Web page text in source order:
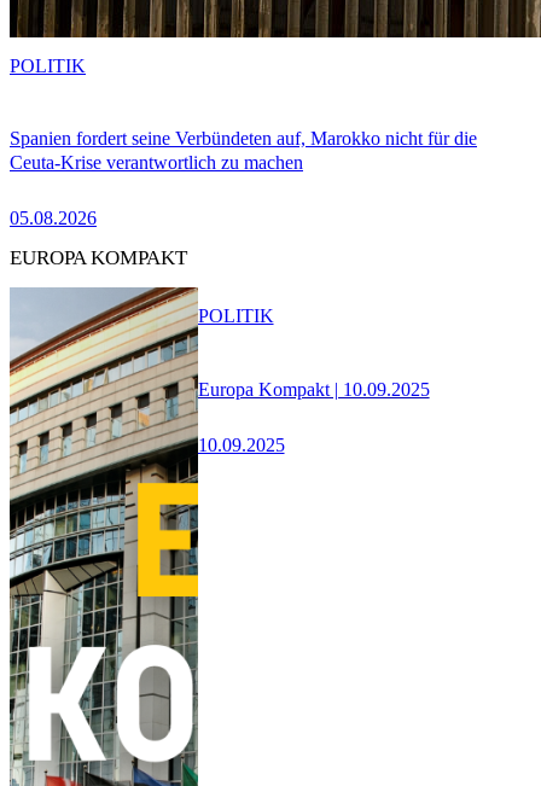
Spanien fordert seine Verbündeten auf, Marokko nicht für die
Ceuta-Krise verantwortlich zu machen
05.08.2026
POLITIK
EUROPA KOMPAKT
Europa Kompakt | 10.09.2025
10.09.2025
POLITIK